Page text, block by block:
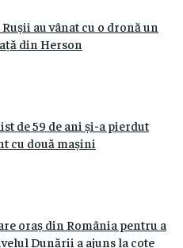
au vânat cu o dronă un
din Herson
de 59 de ani și-a pierdut
cu două mașini
oraș din România pentru a
Dunării a ajuns la cote